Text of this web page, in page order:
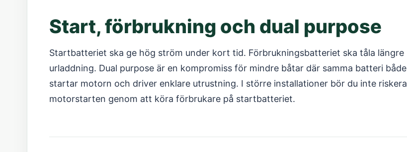
Start, förbrukning och dual purpose
Startbatteriet ska ge hög ström under kort tid. Förbrukningsbatteriet ska tåla längre
urladdning. Dual purpose är en kompromiss för mindre båtar där samma batteri både
startar motorn och driver enklare utrustning. I större installationer bör du inte riskera
motorstarten genom att köra förbrukare på startbatteriet.